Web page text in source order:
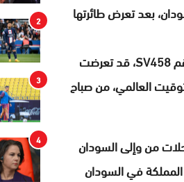
بعد تعرض طائرتها
وأصدرت الخطوط السعودية بيانا قالت فيه، إن طائرتها من طراز إيرباص A330 في الرحلة رقم SV458، قد تعرضت
العالمي، من صباح
من وإلى السودان
في السودان
2
3
4